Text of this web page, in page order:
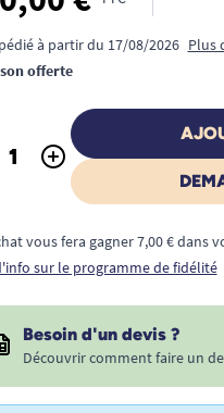
à partir du 17/08/2026 Plus
offerte
+
vous fera gagner 7,00 € dans
sur le programme de fidélité
Besoin d'un devis ?
Découvrir comment faire un